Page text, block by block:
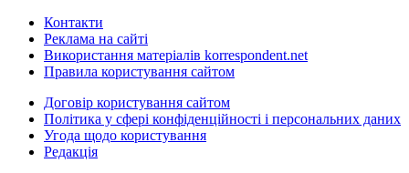
Контакти
Реклама на сайті
Використання матеріалів korrespondent.net
Правила користування сайтом
Договір користування сайтом
Політика у сфері конфіденційності і персональних даних
Угода щодо користування
Редакція